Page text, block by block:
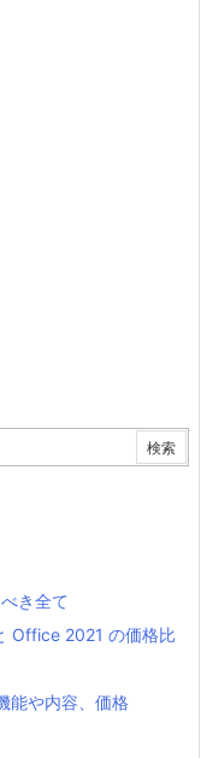
き全て
Office 2021 の価格比
能や内容、価格